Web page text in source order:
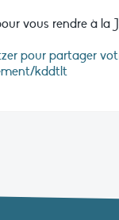
vous rendre à la
pour partager
kddtlt